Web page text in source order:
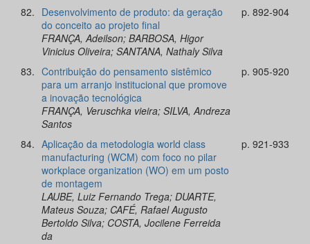
82. Desenvolvimento de produto: da geração
do conceito ao projeto final
FRANÇA, Adeilson; BARBOSA, Higor
Vinicius Oliveira; SANTANA, Nathaly Silva
p. 892-904
83. Contribuição do pensamento sistêmico
para um arranjo institucional que promove
a inovação tecnológica
FRANÇA, Veruschka vieira; SILVA, Andreza
Santos
p. 905-920
84. Aplicação da metodologia world class
manufacturing (WCM) com foco no pilar
workplace organization (WO) em um posto
de montagem
LAUBE, Luiz Fernando Trega; DUARTE,
Mateus Souza; CAFÉ, Rafael Augusto
Bertoldo Silva; COSTA, Jocilene Ferreida
da
p. 921-933